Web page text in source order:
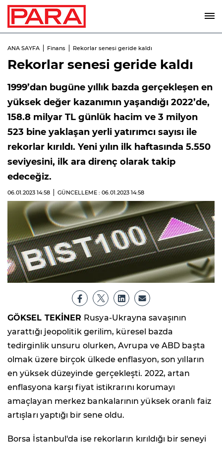
ANA SAYFA Finans Rekorlar senesi geride kaldı
Rekorlar senesi geride kaldı
1999’dan bugüne yıllık bazda gerçekleşen en
yüksek değer kazanımın yaşandığı 2022’de,
158.8 milyar TL günlük hacim ve 3 milyon
523 bine yaklaşan yerli yatırımcı sayısı ile
rekorlar kırıldı. Yeni yılın ilk haftasında 5.550
seviyesini, ilk ara direnç olarak takip
edeceğiz.
06.01.2023 14:58 GÜNCELLEME : 06.01.2023 14:58
GÖKSEL TEKİNER Rusya-Ukrayna savaşının
yarattığı jeopolitik gerilim, küresel bazda
tedirginlik unsuru olurken, Avrupa ve ABD başta
olmak üzere birçok ülkede enflasyon, son yılların
en yüksek düzeyinde gerçekleşti. 2022, artan
enflasyona karşı fiyat istikrarını korumayı
amaçlayan merkez bankalarının yüksek oranlı faiz
artışları yaptığı bir sene oldu.
Borsa İstanbul'da ise rekorların kırıldığı bir seneyi